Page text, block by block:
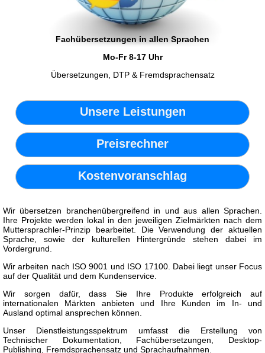
Fachübersetzungen in allen Sprachen
Mo-Fr 8-17 Uhr
Übersetzungen, DTP & Fremdsprachensatz
Unsere Leistungen
Preisrechner
Kostenvoranschlag
Wir übersetzen branchenübergreifend in und aus allen Sprachen.
Ihre Projekte werden lokal in den jeweiligen Zielmärkten nach dem
Muttersprachler-Prinzip bearbeitet. Die Verwendung der aktuellen
Sprache, sowie der kulturellen Hintergründe stehen dabei im
Vordergrund.
Wir arbeiten nach ISO 9001 und ISO 17100. Dabei liegt unser Focus
auf der Qualität und dem Kundenservice.
Wir sorgen dafür, dass Sie Ihre Produkte erfolgreich auf
internationalen Märkten anbieten und Ihre Kunden im In- und
Ausland optimal ansprechen können.
Unser Dienstleistungsspektrum umfasst die Erstellung von
Technischer Dokumentation, Fachübersetzungen, Desktop-
Publishing, Fremdsprachensatz und Sprachaufnahmen.